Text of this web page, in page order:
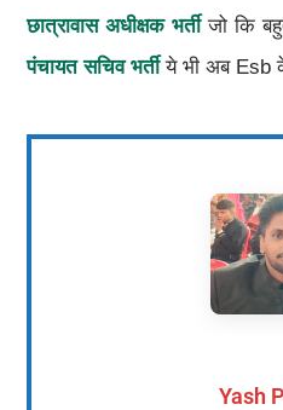
छात्रावास अधीक्षक भर्तीजो कि
पंचायत सचिव भर्तीये भी अब Esb के
Yash